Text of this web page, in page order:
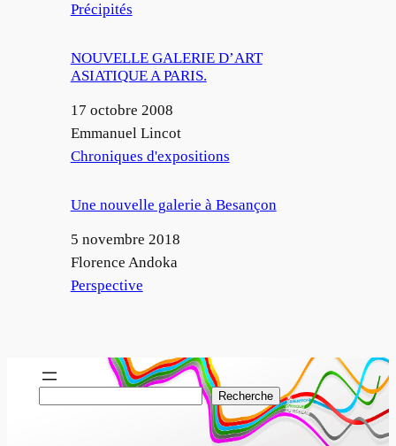
Par rapport à
Précipités
NOUVELLE GALERIE D’ART
ASIATIQUE A PARIS.
Date
17 octobre 2008
Auteur
Emmanuel Lincot
Par rapport à
Chroniques d'expositions
Une nouvelle galerie à Besançon
Date
5 novembre 2018
Auteur
Florence Andoka
Par rapport à
Perspective
Recherche